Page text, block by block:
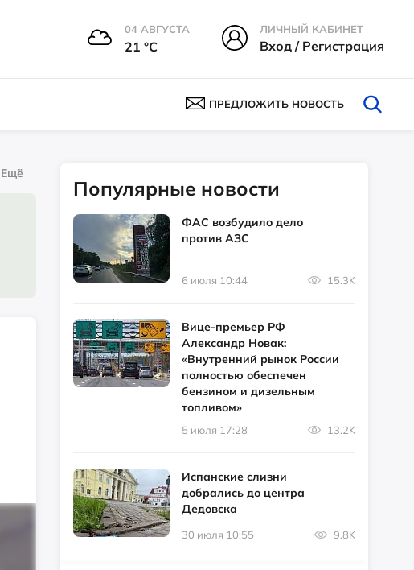
04 АВГУСТА
21 °С
ЛИЧНЫЙ КАБИНЕТ
Вход / Регистрация
ПРЕДЛОЖИТЬ НОВОСТЬ
Ещё
Популярные новости
ФАС возбудило дело
против АЗС
6 июля 10:44 15.3K
Вице-премьер РФ
Александр Новак:
«Внутренний рынок России
полностью обеспечен
бензином и дизельным
топливом»
5 июля 17:28 13.2K
Испанские слизни
добрались до центра
Дедовска
30 июля 10:55 9.8K